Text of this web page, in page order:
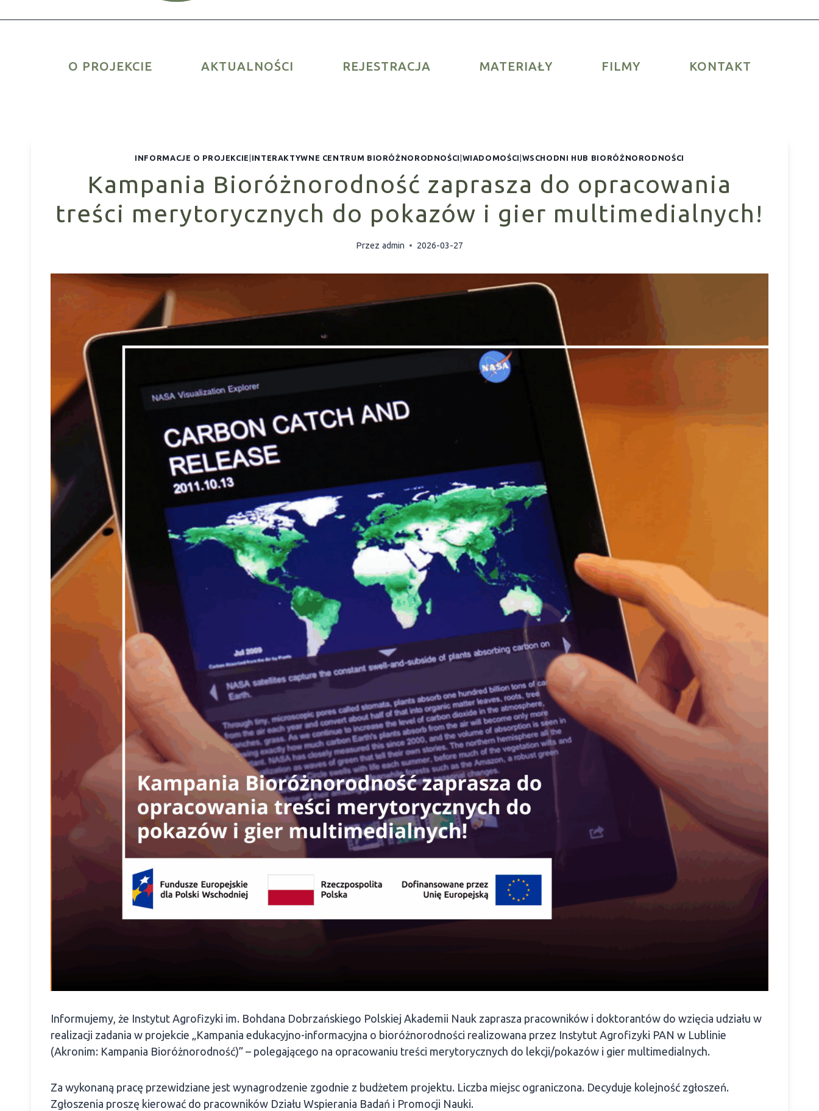
O PROJEKCIE AKTUALNOŚCI REJESTRACJA MATERIAŁY FILMY KONTAKT
INFORMACJE O PROJEKCIE INTERAKTYWNE CENTRUM BIORÓŻNORODNOŚCI WIADOMOŚCI WSCHODNI HUB BIORÓŻNORODNOŚCI
Kampania Bioróżnorodność zaprasza do opracowania
treści merytorycznych do pokazów i gier multimedialnych!
Przez admin 2026-03-27
Informujemy, że Instytut Agrofizyki im. Bohdana Dobrzańskiego Polskiej Akademii Nauk zaprasza pracowników i doktorantów do wzięcia udziału w
realizacji zadania w projekcie „Kampania edukacyjno-informacyjna o bioróżnorodności realizowana przez Instytut Agrofizyki PAN w Lublinie
(Akronim: Kampania Bioróżnorodność)” – polegającego na opracowaniu treści merytorycznych do lekcji/pokazów i gier multimedialnych.
Za wykonaną pracę przewidziane jest wynagrodzenie zgodnie z budżetem projektu. Liczba miejsc ograniczona. Decyduje kolejność zgłoszeń.
Zgłoszenia proszę kierować do pracowników Działu Wspierania Badań i Promocji Nauki.